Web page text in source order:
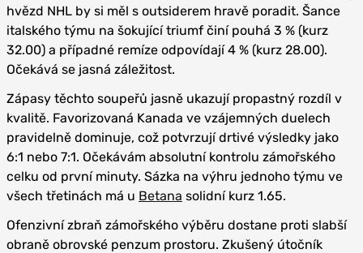
hvězd NHL by si měl s outsiderem hravě poradit. Šance
italského týmu na šokující triumf činí pouhá 3 % (kurz
32.00) a případné remíze odpovídají 4 % (kurz 28.00).
Očekává se jasná záležitost.
Zápasy těchto soupeřů jasně ukazují propastný rozdíl v
kvalitě. Favorizovaná Kanada ve vzájemných duelech
pravidelně dominuje, což potvrzují drtivé výsledky jako
6:1 nebo 7:1. Očekávám absolutní kontrolu zámořského
celku od první minuty. Sázka na výhru jednoho týmu ve
všech třetinách má u Betana solidní kurz 1.65.
Ofenzivní zbraň zámořského výběru dostane proti slabší
obraně obrovské penzum prostoru. Zkušený útočník